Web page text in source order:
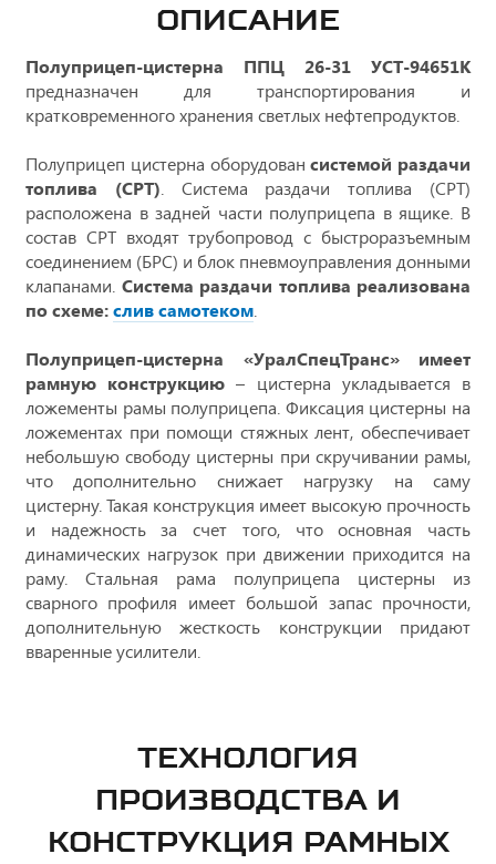
ОПИСАНИЕ
Полуприцеп-цистерна ППЦ 26-31 УСТ-94651К
предназначен для транспортирования и
кратковременного хранения светлых нефтепродуктов.
Полуприцеп цистерна оборудовансистемой раздачи
топлива (СРТ) . Система раздачи топлива (СРТ)
расположена в задней части полуприцепа в ящике. В
состав СРТ входят трубопровод с быстроразъемным
соединением (БРС) и блок пневмоуправления донными
клапанами. Система раздачи топлива реализована
по схеме:слив самотеком
Полуприцеп-цистерна «УралСпецТранс» имеет
рамную конструкцию – цистерна укладывается в
ложементы рамы полуприцепа. Фиксация цистерны на
ложементах при помощи стяжных лент, обеспечивает
небольшую свободу цистерны при скручивании рамы,
что дополнительно снижает нагрузку на саму
цистерну. Такая конструкция имеет высокую прочность
и надежность за счет того, что основная часть
динамических нагрузок при движении приходится на
раму. Стальная рама полуприцепа цистерны из
сварного профиля имеет большой запас прочности,
дополнительную жесткость конструкции придают
вваренные усилители.
ТЕХНОЛОГИЯ
ПРОИЗВОДСТВА И
КОНСТРУКЦИЯ РАМНЫХ